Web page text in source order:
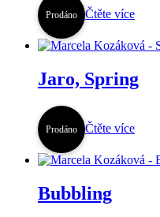
Prodáno Čtěte více
Jaro, Spring
Prodáno Čtěte více
Bubbling